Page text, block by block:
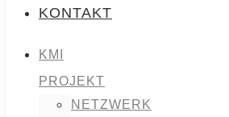
KONTAKT
KMI
PROJEKT
NETZWERK